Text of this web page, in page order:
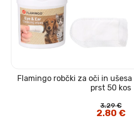
Flamingo robčki za oči in
prst 50 kos
3.29€
Izvirna
cena
2.80€